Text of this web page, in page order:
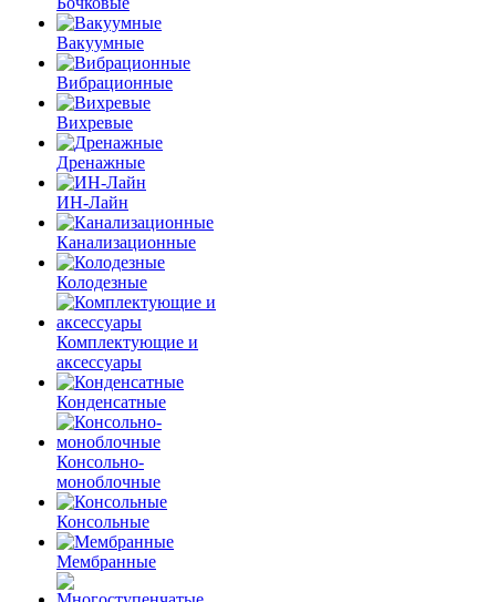
Вакуумные
Вибрационные
Вихревые
Дренажные
ИН-Лайн
Канализационные
Колодезные
Комплектующие и
аксессуары
Конденсатные
Консольно-
моноблочные
Консольные
Мембранные